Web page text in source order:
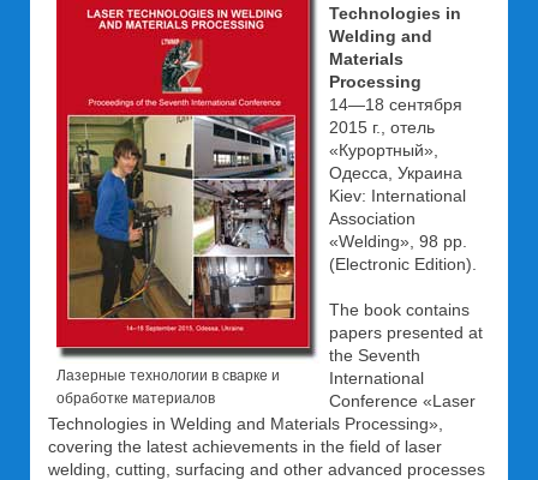
Лазерные технологии в сварке и
обработке материалов
Technologies in
Welding and
Materials
Processing
14—18 сентября
2015 г., отель
«Курортный»,
Одесса, Украина
Kiev: International
Association
«Welding», 98 pp.
(Electronic Edition).
The book contains
papers presented at
the Seventh
International
Conference «Laser
Technologies in Welding and Materials Processing»,
covering the latest achievements in the field of laser
welding, cutting, surfacing and other advanced processes